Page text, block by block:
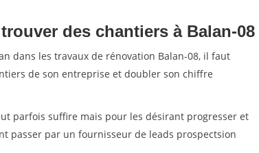
des chantiers à Balan-08
dans les travaux de rénovation Balan-08, il faut
de son entreprise et doubler son chiffre
parfois suffire mais pour les désirant progresser et
passer par un fournisseur de leads prospectsion